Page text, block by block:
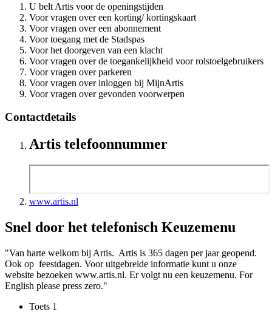
U belt Artis voor de openingstijden
Voor vragen over een korting/ kortingskaart
Voor vragen over een abonnement
Voor toegang met de Stadspas
Voor het doorgeven van een klacht
Voor vragen over de toegankelijkheid voor rolstoelgebruikers
Voor vragen over parkeren
Voor vragen over inloggen bij MijnArtis
Voor vragen over gevonden voorwerpen
Contactdetails
Artis telefoonnummer
www.artis.nl
Snel door het telefonisch Keuzemenu
"Van harte welkom bij Artis. Artis is 365 dagen per jaar geopend.
Ook op feestdagen. Voor uitgebreide informatie kunt u onze
website bezoeken www.artis.nl. Er volgt nu een keuzemenu. For
English please press zero."
Toets 1